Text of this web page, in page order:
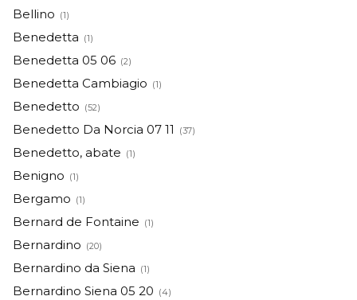
Bellino (1)
Benedetta (1)
Benedetta 05 06 (2)
Benedetta Cambiagio (1)
Benedetto (52)
Benedetto Da Norcia 07 11 (37)
Benedetto, abate (1)
Benigno (1)
Bergamo (1)
Bernard de Fontaine (1)
Bernardino (20)
Bernardino da Siena (1)
Bernardino Siena 05 20 (4)